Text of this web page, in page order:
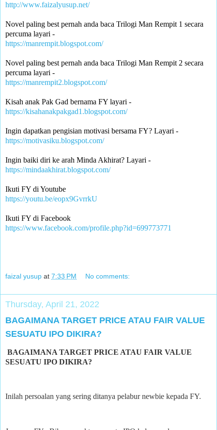
http://www.faizalyusup.net/
Novel paling best pernah anda baca Trilogi Man Rempit 1 secara
percuma layari -
https://manrempit.blogspot.com/
Novel paling best pernah anda baca Trilogi Man Rempit 2 secara
percuma layari -
https://manrempit2.blogspot.com/
Kisah anak Pak Gad bernama FY layari -
https://kisahanakpakgad1.blogspot.com/
Ingin dapatkan pengisian motivasi bersama FY? Layari -
https://motivasiku.blogspot.com/
Ingin baiki diri ke arah Minda Akhirat? Layari -
https://mindaakhirat.blogspot.com/
Ikuti FY di Youtube
https://youtu.be/eopx9GvrrkU
Ikuti FY di Facebook
https://www.facebook.com/profile.php?id=699773771
faizal yusup at 7:33 PM No comments:
Thursday, April 21, 2022
BAGAIMANA TARGET PRICE ATAU FAIR VALUE
SESUATU IPO DIKIRA?
BAGAIMANA TARGET PRICE ATAU FAIR VALUE
SESUATU IPO DIKIRA?
Inilah persoalan yang sering ditanya pelabur newbie kepada FY.